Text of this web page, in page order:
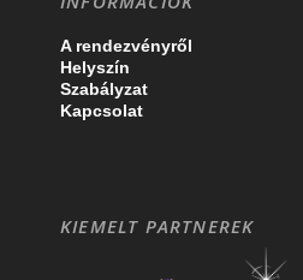
A rendezvényről
Helyszín
Szabályzat
Kapcsolat
KIEMELT PARTNEREK